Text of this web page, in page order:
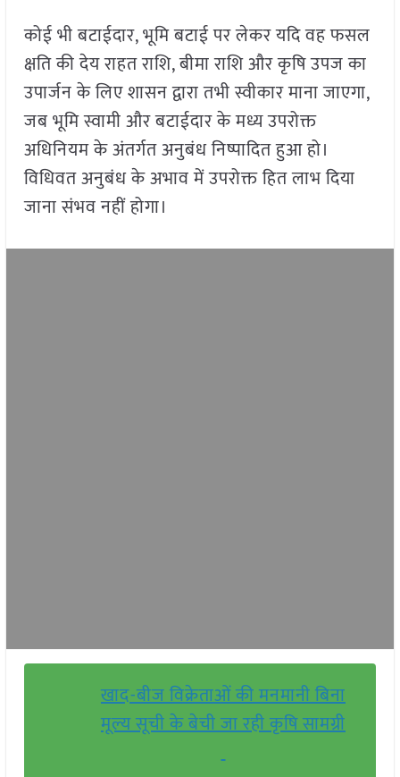
कोई भी बटाईदार, भूमि बटाई पर लेकर यदि वह फसल
क्षति की देय राहत राशि, बीमा राशि और कृषि उपज का
उपार्जन के लिए शासन द्वारा तभी स्वीकार माना जाएगा,
जब भूमि स्वामी और बटाईदार के मध्य उपरोक्त
अधिनियम के अंतर्गत अनुबंध निष्पादित हुआ हो।
विधिवत अनुबंध के अभाव में उपरोक्त हित लाभ दिया
जाना संभव नहीं होगा।
खाद-बीज विक्रेताओं की मनमानी बिना
मूल्य सूची के बेची जा रही कृषि सामग्री